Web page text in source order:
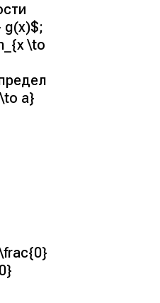
g(x)$;
\to
a}